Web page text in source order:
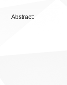
Abstract: